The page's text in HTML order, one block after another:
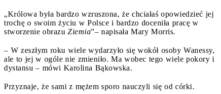
„Królowa była bardzo wzruszona, że chciałaś opowiedzieć jej
trochę o swoim życiu w Polsce i bardzo doceniła pracę w
stworzenie obrazu Ziemia”– napisała Mary Morris.
– W zeszłym roku wiele wydarzyło się wokół osoby Wanessy,
ale to jej w ogóle nie zmieniło. Ma wobec tego wiele pokory i
dystansu – mówi Karolina Bąkowska.
Przyznaje, że sami z mężem sporo nauczyli się od córki.